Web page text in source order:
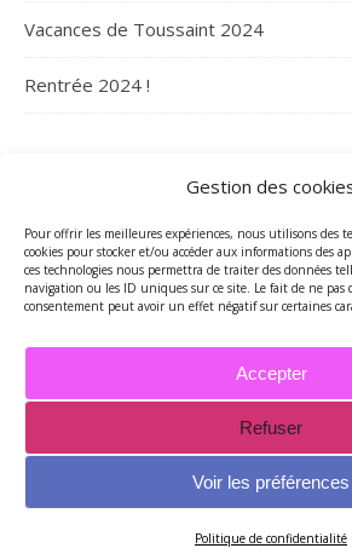
Gestion des
Pour offrir les meilleures expériences, nous utilisons des
cookies pour stocker et/ou accéder aux informations des
ces technologies nous permettra de traiter des données
navigation ou les ID uniques sur ce site. Le fait de ne pas
consentement peut avoir un effet négatif sur certaines
Accepter
Refuser
Voir les préférences
Politique de confidentialité
Vacances de Toussaint 2024
Rentrée 2024 !
ARCHIVES
Archives
2026 - Tous droits réservés - Merci de
mariemcreations@free.fr